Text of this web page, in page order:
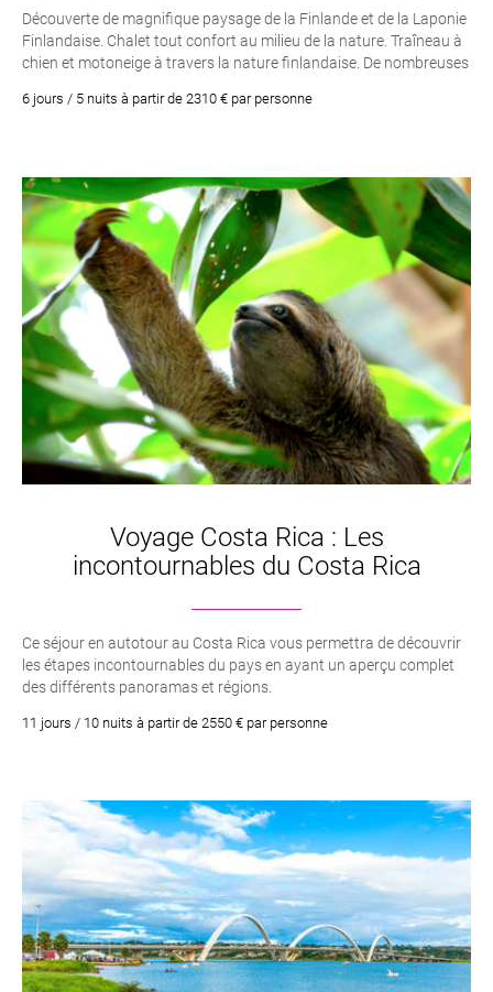
Découverte de magnifique paysage de la Finlande et de la Laponie
Finlandaise. Chalet tout confort au milieu de la nature. Traîneau à
chien et motoneige à travers la nature finlandaise. De nombreuses
pendant les activités
6 jours / 5 nuits à partir de 2310 € par personne
Voyage Costa Rica : Les
incontournables du Costa Rica
Ce séjour en autotour au Costa Rica vous permettra de découvrir
les étapes incontournables du pays en ayant un aperçu complet
des différents panoramas et régions.
11 jours / 10 nuits à partir de 2550 € par personne